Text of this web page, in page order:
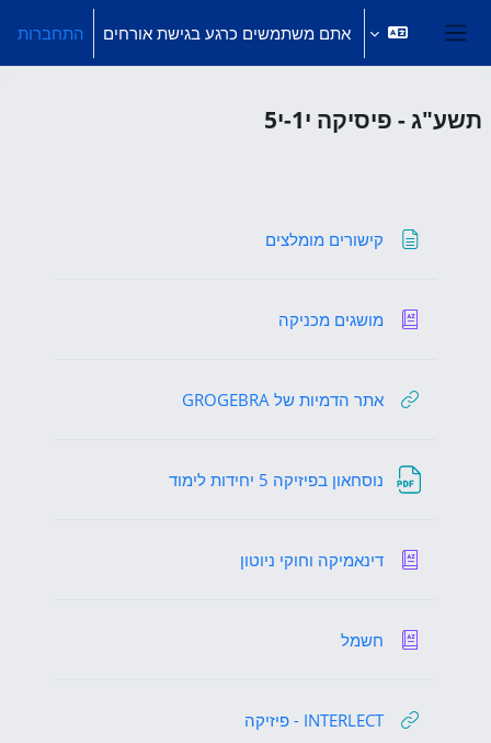
חלון סקירה צדדי
אתם משתמשים כרגע בגישת אורחים התחברות
תשע"ג - פיסיקה י1-י5
קישורים מומלצים
מושגים מכניקה
אתר הדמיות של GROGEBRA
נוסחאון בפיזיקה 5 יחידות לימוד
דינאמיקה וחוקי ניוטון
חשמלאגרון מונחים
INTERLECT - פיזיקה